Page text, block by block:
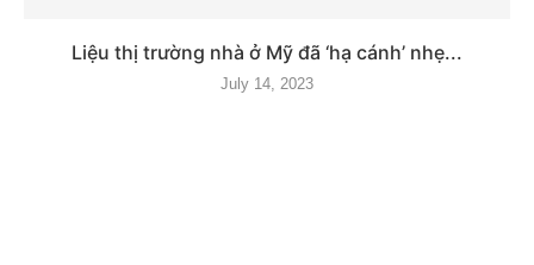
Liệu thị trường nhà ở Mỹ đã ‘hạ cánh’ nhẹ...
July 14, 2023